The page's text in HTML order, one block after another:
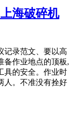
海破碎机
记录范文、要以高
备作业地点的顶板,
具的安全。作业时
人。不准没有拴好